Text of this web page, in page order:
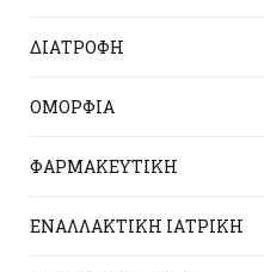
ΔΙΑΤΡΟΦΗ
ΟΜΟΡΦΙΑ
ΦΑΡΜΑΚΕΥΤΙΚΗ
ΕΝΑΛΛΑΚΤΙΚΗ ΙΑΤΡΙΚΗ